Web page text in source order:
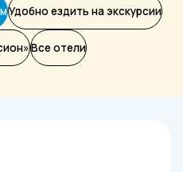
Удобно ездить на экскурсии
Все отели